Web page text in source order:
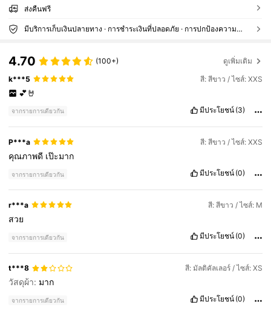
ส่งคืนฟรี
มีบริการเก็บเงินปลายทาง · การชำระเงินที่ปลอดภัย · การปกป้องความเป็นส่วนตัว
4.70 (100+) ดูเพิ่มเติม
k***5 สี: สีขาว / ไซส์: XXS
💕🤘
จากรายการเดียวกัน มีประโยชน์ (3)
P***a สี: สีขาว / ไซส์: XXS
คุณภาพดี เป๊ะมาก
จากรายการเดียวกัน มีประโยชน์ (0)
r***a สี: สีขาว / ไซส์: M
สวย
จากรายการเดียวกัน มีประโยชน์ (0)
t***8 สี: มัลติคัลเลอร์ / ไซส์: XS
วัสดุผ้า:มาก
จากรายการเดียวกัน มีประโยชน์ (0)